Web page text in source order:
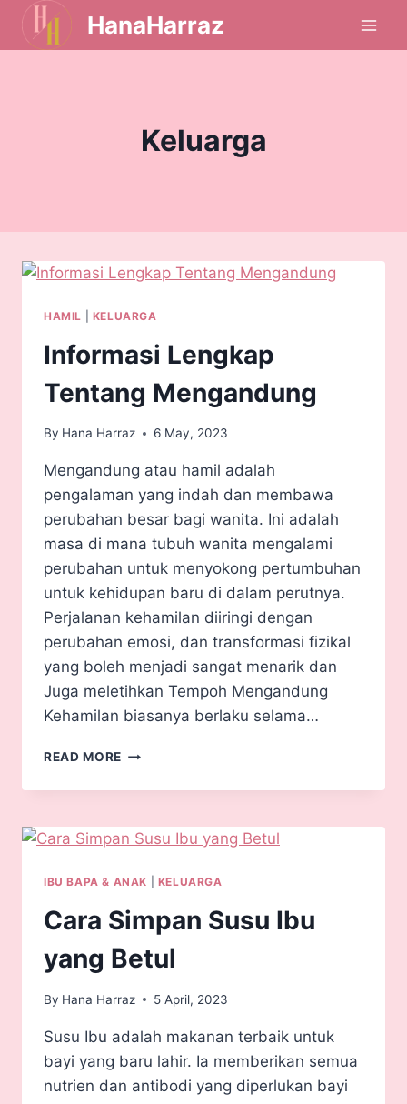
HanaHarraz
Keluarga
HAMIL KELUARGA
Informasi Lengkap
Tentang Mengandung
By Hana Harraz 6 May, 2023
Mengandung atau hamil adalah
pengalaman yang indah dan membawa
perubahan besar bagi wanita. Ini adalah
masa di mana tubuh wanita mengalami
perubahan untuk menyokong pertumbuhan
untuk kehidupan baru di dalam perutnya.
Perjalanan kehamilan diiringi dengan
perubahan emosi, dan transformasi fizikal
yang boleh menjadi sangat menarik dan
Juga meletihkan Tempoh Mengandung
Kehamilan biasanya berlaku selama…
READ MORE
IBU BAPA & ANAK KELUARGA
Cara Simpan Susu Ibu
yang Betul
By Hana Harraz 5 April, 2023
Susu Ibu adalah makanan terbaik untuk
bayi yang baru lahir. Ia memberikan semua
nutrien dan antibodi yang diperlukan bayi